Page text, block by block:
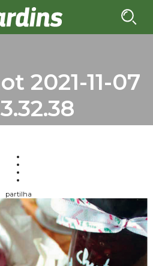
2021-11-07
partilha